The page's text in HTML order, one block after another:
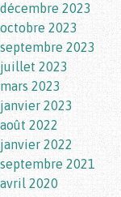
décembre 2023
octobre 2023
septembre 2023
juillet 2023
mars 2023
janvier 2023
août 2022
janvier 2022
septembre 2021
avril 2020